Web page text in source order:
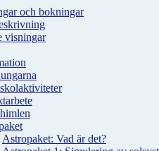
och bokningar
visningar
Astropaket: Vad är det?